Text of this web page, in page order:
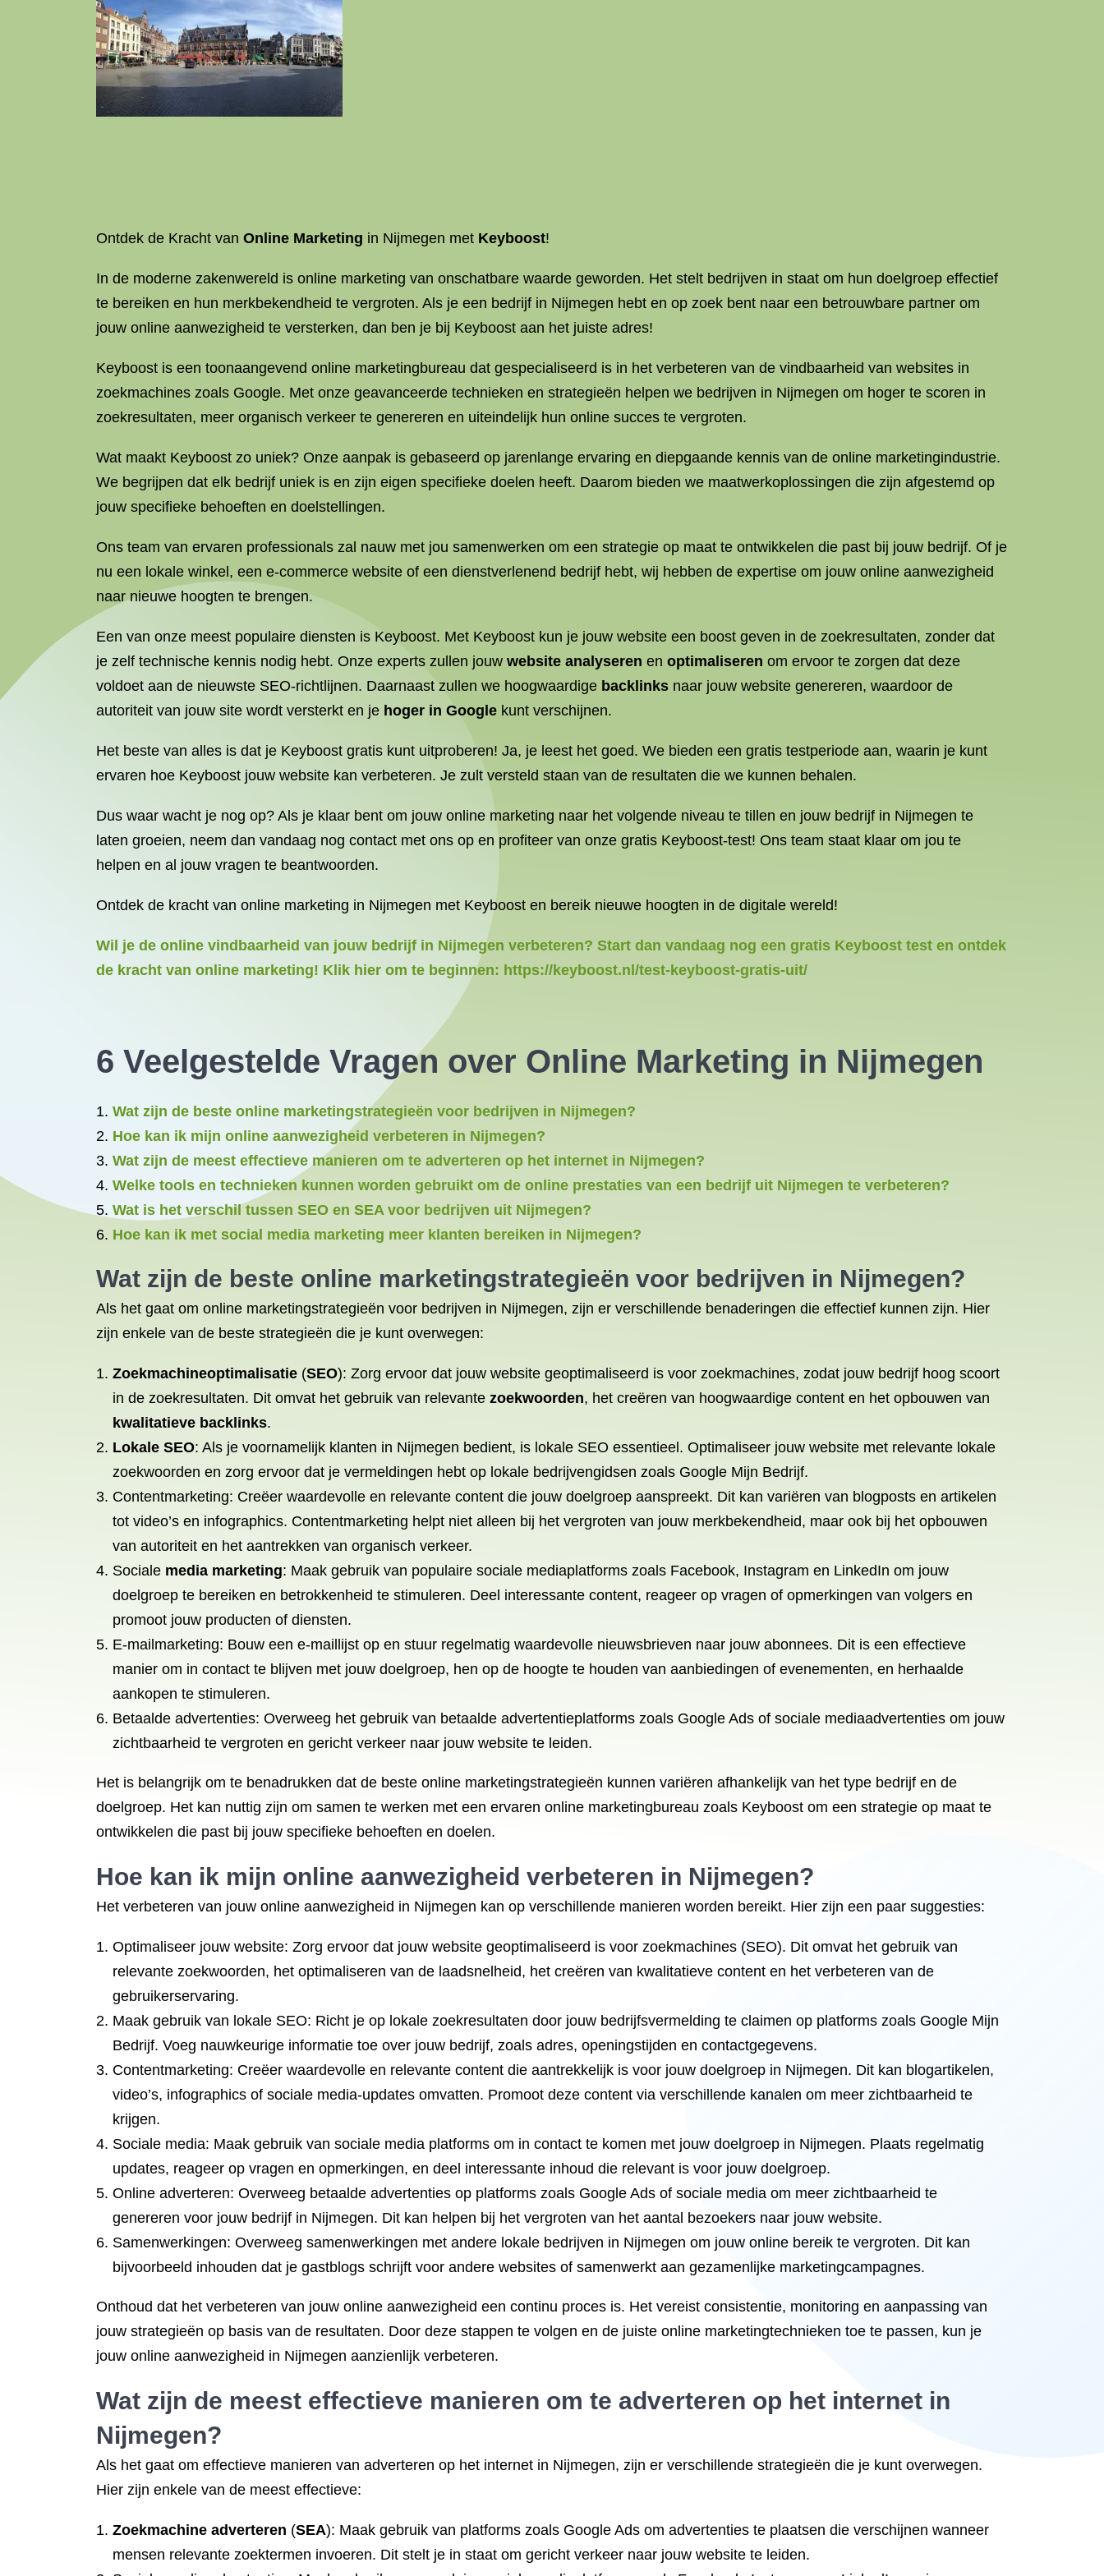
Ontdek de Kracht van Online Marketing in Nijmegen met Keyboost!
In de moderne zakenwereld is online marketing van onschatbare waarde geworden. Het stelt bedrijven in staat om hun doelgroep effectief
te bereiken en hun merkbekendheid te vergroten. Als je een bedrijf in Nijmegen hebt en op zoek bent naar een betrouwbare partner om
jouw online aanwezigheid te versterken, dan ben je bij Keyboost aan het juiste adres!
Keyboost is een toonaangevend online marketingbureau dat gespecialiseerd is in het verbeteren van de vindbaarheid van websites in
zoekmachines zoals Google. Met onze geavanceerde technieken en strategieën helpen we bedrijven in Nijmegen om hoger te scoren in
zoekresultaten, meer organisch verkeer te genereren en uiteindelijk hun online succes te vergroten.
Wat maakt Keyboost zo uniek? Onze aanpak is gebaseerd op jarenlange ervaring en diepgaande kennis van de online marketingindustrie.
We begrijpen dat elk bedrijf uniek is en zijn eigen specifieke doelen heeft. Daarom bieden we maatwerkoplossingen die zijn afgestemd op
jouw specifieke behoeften en doelstellingen.
Ons team van ervaren professionals zal nauw met jou samenwerken om een strategie op maat te ontwikkelen die past bij jouw bedrijf. Of je
nu een lokale winkel, een e-commerce website of een dienstverlenend bedrijf hebt, wij hebben de expertise om jouw online aanwezigheid
naar nieuwe hoogten te brengen.
Een van onze meest populaire diensten is Keyboost. Met Keyboost kun je jouw website een boost geven in de zoekresultaten, zonder dat
je zelf technische kennis nodig hebt. Onze experts zullen jouw website analyseren en optimaliseren om ervoor te zorgen dat deze
voldoet aan de nieuwste SEO-richtlijnen. Daarnaast zullen we hoogwaardige backlinks naar jouw website genereren, waardoor de
autoriteit van jouw site wordt versterkt en je hoger in Google kunt verschijnen.
Het beste van alles is dat je Keyboost gratis kunt uitproberen! Ja, je leest het goed. We bieden een gratis testperiode aan, waarin je kunt
ervaren hoe Keyboost jouw website kan verbeteren. Je zult versteld staan van de resultaten die we kunnen behalen.
Dus waar wacht je nog op? Als je klaar bent om jouw online marketing naar het volgende niveau te tillen en jouw bedrijf in Nijmegen te
laten groeien, neem dan vandaag nog contact met ons op en profiteer van onze gratis Keyboost-test! Ons team staat klaar om jou te
helpen en al jouw vragen te beantwoorden.
Ontdek de kracht van online marketing in Nijmegen met Keyboost en bereik nieuwe hoogten in de digitale wereld!
Wil je de online vindbaarheid van jouw bedrijf in Nijmegen verbeteren? Start dan vandaag nog een gratis Keyboost test en ontdek
de kracht van online marketing! Klik hier om te beginnen: https://keyboost.nl/test-keyboost-gratis-uit/
6 Veelgestelde Vragen over Online Marketing in Nijmegen
Wat zijn de beste online marketingstrategieën voor bedrijven in Nijmegen?
Hoe kan ik mijn online aanwezigheid verbeteren in Nijmegen?
Wat zijn de meest effectieve manieren om te adverteren op het internet in Nijmegen?
Welke tools en technieken kunnen worden gebruikt om de online prestaties van een bedrijf uit Nijmegen te verbeteren?
Wat is het verschil tussen SEO en SEA voor bedrijven uit Nijmegen?
Hoe kan ik met social media marketing meer klanten bereiken in Nijmegen?
Wat zijn de beste online marketingstrategieën voor bedrijven in Nijmegen?
Als het gaat om online marketingstrategieën voor bedrijven in Nijmegen, zijn er verschillende benaderingen die effectief kunnen zijn. Hier
zijn enkele van de beste strategieën die je kunt overwegen:
Zoekmachineoptimalisatie (SEO): Zorg ervoor dat jouw website geoptimaliseerd is voor zoekmachines, zodat jouw bedrijf hoog scoort
in de zoekresultaten. Dit omvat het gebruik van relevante zoekwoorden, het creëren van hoogwaardige content en het opbouwen van
kwalitatieve backlinks.
Lokale SEO: Als je voornamelijk klanten in Nijmegen bedient, is lokale SEO essentieel. Optimaliseer jouw website met relevante lokale
zoekwoorden en zorg ervoor dat je vermeldingen hebt op lokale bedrijvengidsen zoals Google Mijn Bedrijf.
Contentmarketing: Creëer waardevolle en relevante content die jouw doelgroep aanspreekt. Dit kan variëren van blogposts en artikelen
tot video’s en infographics. Contentmarketing helpt niet alleen bij het vergroten van jouw merkbekendheid, maar ook bij het opbouwen
van autoriteit en het aantrekken van organisch verkeer.
Sociale media marketing: Maak gebruik van populaire sociale mediaplatforms zoals Facebook, Instagram en LinkedIn om jouw
doelgroep te bereiken en betrokkenheid te stimuleren. Deel interessante content, reageer op vragen of opmerkingen van volgers en
promoot jouw producten of diensten.
E-mailmarketing: Bouw een e-maillijst op en stuur regelmatig waardevolle nieuwsbrieven naar jouw abonnees. Dit is een effectieve
manier om in contact te blijven met jouw doelgroep, hen op de hoogte te houden van aanbiedingen of evenementen, en herhaalde
aankopen te stimuleren.
Betaalde advertenties: Overweeg het gebruik van betaalde advertentieplatforms zoals Google Ads of sociale mediaadvertenties om jouw
zichtbaarheid te vergroten en gericht verkeer naar jouw website te leiden.
Het is belangrijk om te benadrukken dat de beste online marketingstrategieën kunnen variëren afhankelijk van het type bedrijf en de
doelgroep. Het kan nuttig zijn om samen te werken met een ervaren online marketingbureau zoals Keyboost om een strategie op maat te
ontwikkelen die past bij jouw specifieke behoeften en doelen.
Hoe kan ik mijn online aanwezigheid verbeteren in Nijmegen?
Het verbeteren van jouw online aanwezigheid in Nijmegen kan op verschillende manieren worden bereikt. Hier zijn een paar suggesties:
Optimaliseer jouw website: Zorg ervoor dat jouw website geoptimaliseerd is voor zoekmachines (SEO). Dit omvat het gebruik van
relevante zoekwoorden, het optimaliseren van de laadsnelheid, het creëren van kwalitatieve content en het verbeteren van de
gebruikerservaring.
Maak gebruik van lokale SEO: Richt je op lokale zoekresultaten door jouw bedrijfsvermelding te claimen op platforms zoals Google Mijn
Bedrijf. Voeg nauwkeurige informatie toe over jouw bedrijf, zoals adres, openingstijden en contactgegevens.
Contentmarketing: Creëer waardevolle en relevante content die aantrekkelijk is voor jouw doelgroep in Nijmegen. Dit kan blogartikelen,
video’s, infographics of sociale media-updates omvatten. Promoot deze content via verschillende kanalen om meer zichtbaarheid te
krijgen.
Sociale media: Maak gebruik van sociale media platforms om in contact te komen met jouw doelgroep in Nijmegen. Plaats regelmatig
updates, reageer op vragen en opmerkingen, en deel interessante inhoud die relevant is voor jouw doelgroep.
Online adverteren: Overweeg betaalde advertenties op platforms zoals Google Ads of sociale media om meer zichtbaarheid te
genereren voor jouw bedrijf in Nijmegen. Dit kan helpen bij het vergroten van het aantal bezoekers naar jouw website.
Samenwerkingen: Overweeg samenwerkingen met andere lokale bedrijven in Nijmegen om jouw online bereik te vergroten. Dit kan
bijvoorbeeld inhouden dat je gastblogs schrijft voor andere websites of samenwerkt aan gezamenlijke marketingcampagnes.
Onthoud dat het verbeteren van jouw online aanwezigheid een continu proces is. Het vereist consistentie, monitoring en aanpassing van
jouw strategieën op basis van de resultaten. Door deze stappen te volgen en de juiste online marketingtechnieken toe te passen, kun je
jouw online aanwezigheid in Nijmegen aanzienlijk verbeteren.
Wat zijn de meest effectieve manieren om te adverteren op het internet in
Nijmegen?
Als het gaat om effectieve manieren van adverteren op het internet in Nijmegen, zijn er verschillende strategieën die je kunt overwegen.
Hier zijn enkele van de meest effectieve:
Zoekmachine adverteren (SEA): Maak gebruik van platforms zoals Google Ads om advertenties te plaatsen die verschijnen wanneer
mensen relevante zoektermen invoeren. Dit stelt je in staat om gericht verkeer naar jouw website te leiden.